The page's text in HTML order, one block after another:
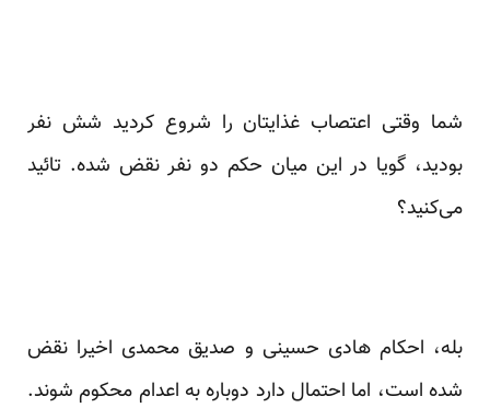
شما وقتی اعتصاب غذایتان را شروع کردید شش نفر
بودید، گویا در این میان حکم دو نفر نقض شده. تائید
می‌کنید؟
بله، احکام هادی حسینی و صدیق محمدی اخیرا نقض
شده است، اما احتمال دارد دوباره به اعدام محکوم شوند.